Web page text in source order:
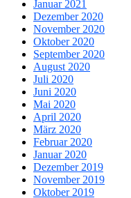
Januar 2021
Dezember 2020
November 2020
Oktober 2020
September 2020
August 2020
Juli 2020
Juni 2020
Mai 2020
April 2020
März 2020
Februar 2020
Januar 2020
Dezember 2019
November 2019
Oktober 2019